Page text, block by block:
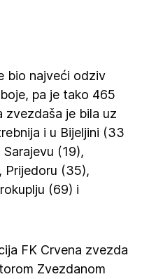
bio najveći odziv
pa je tako 465
zvezdaša je bila uz
i u Bijeljini (33
(19),
Prijedoru (35),
(69) i
FK Crvena zvezda
Zvezdanom